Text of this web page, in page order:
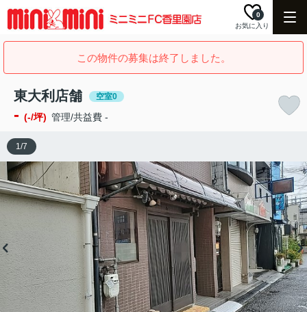
お気に入り
0
この物件の募集は終了しました。
東大利店舗 空室0
- (-/坪) 管理/共益費 -
1/7